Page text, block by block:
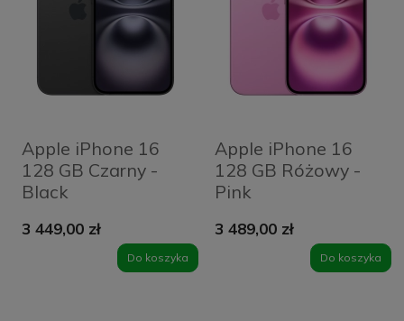
Apple iPhone 16
128 GB Czarny -
Black
3 449,00 zł
Do koszyka
Apple iPhone 16
128 GB Różowy -
Pink
3 489,00 zł
Do koszyka